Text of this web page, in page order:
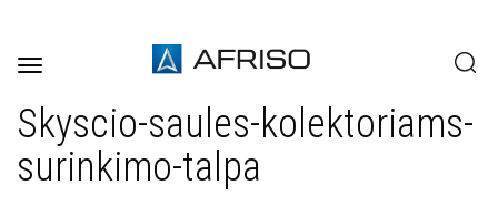
Toggle
Skyscio-saules-kolektoriams-
surinkimo-talpa